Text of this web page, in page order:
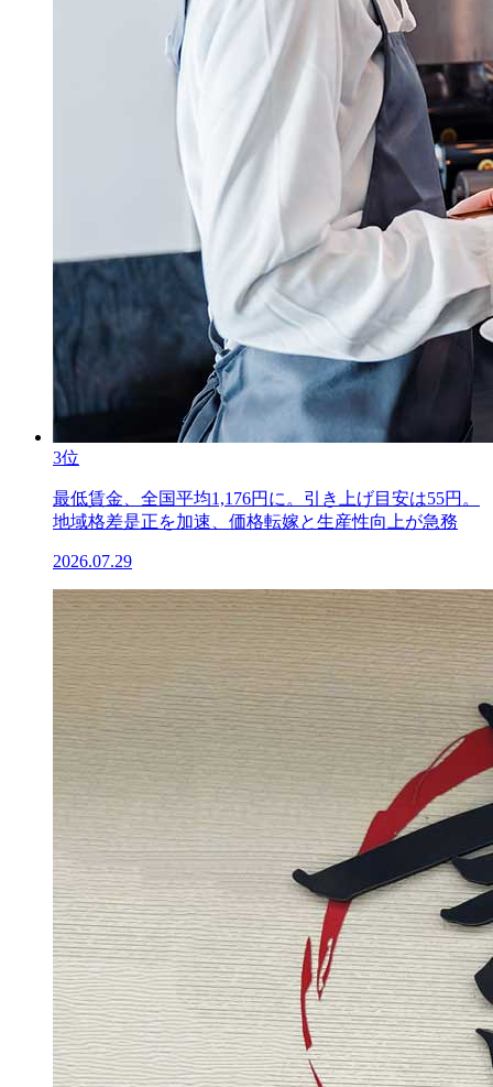
3位
最低賃金、全国平均1,176円に。引き上げ目安は55円。
地域格差是正を加速、価格転嫁と生産性向上が急務
2026.07.29